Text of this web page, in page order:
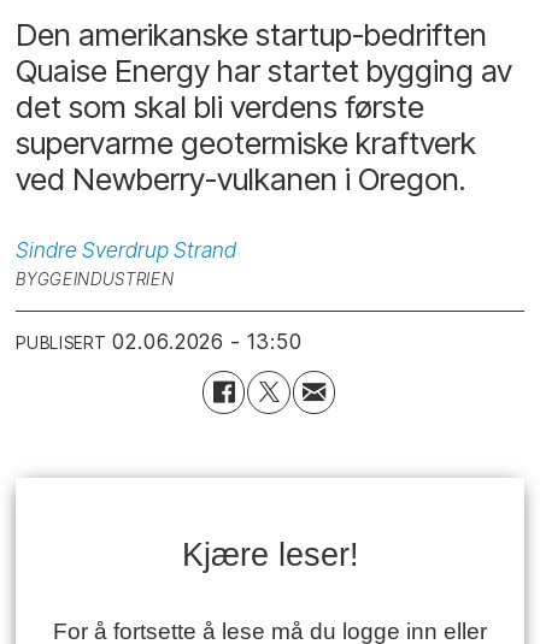
Den amerikanske startup-bedriften
Quaise Energy har startet bygging av
det som skal bli verdens første
supervarme geotermiske kraftverk
ved Newberry-vulkanen i Oregon.
Sindre Sverdrup Strand
BYGGEINDUSTRIEN
PUBLISERT 02.06.2026 - 13:50
Kjære leser!
For å fortsette å lese må du logge inn eller